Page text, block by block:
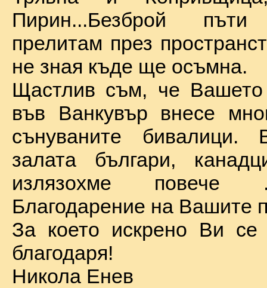
Пирин...Безброй
прелитам през
не зная къде ще осъмна.
Щастлив съм, че Вашето
във Ванкувър внесе
сънуваните бивалици.
залата българи,
излязохме
Благодарение на Вашите
За което искрено Ви се
благодаря!
Никола Енев